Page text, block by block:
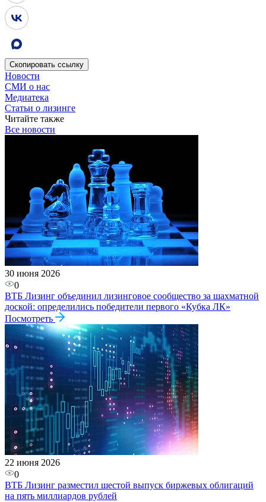
Скопировать ссылку
Новости
СМИ о нас
Медиатека
Статьи о лизинге
Читайте также
Все новости
30 июня 2026
0
ВТБ Лизинг объединил лизинговое сообщество за шахматной
доской: определились победители первого «Кубка ЛК»
Посмотреть
22 июня 2026
0
ВТБ Лизинг разместил шестой выпуск биржевых облигаций
на пять миллиардов рублей